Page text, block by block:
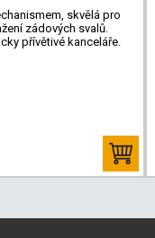
skvělá pro
zádových svalů.
přívětivé kanceláře.